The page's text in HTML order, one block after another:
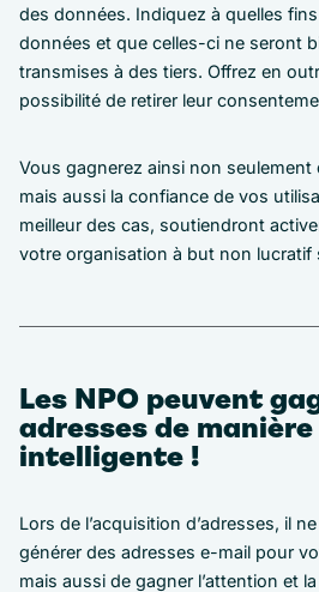
des données. Indiquez à quelles
données et que celles-ci ne seront
transmises à des tiers. Offrez en
possibilité de retirer leur
Vous gagnerez ainsi non
mais aussi la confiance de vos
meilleur des cas, soutiendront
votre organisation à but non lucratif
Les NPO peuvent
adresses de
intelligente !
Lors de l’acquisition d’adresses, il
générer des adresses e-mail pour
mais aussi de gagner l’attention et